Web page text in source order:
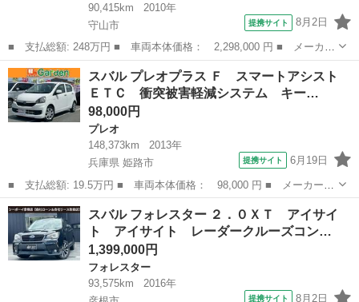
90,415km
2010年
守山市
提携サイト 8月2日
■ 支払総額: 248万円 ■ 車両本体価格： 2,298,000 円 ■ メーカー
名： スバル ■ 車種名： レガシィツーリングワゴン ■ グレード
名： ２．５ＧＴ ｔＳ ６Ｆミッション ＳＴｉコンプリート 特
別限定車 ...
滋賀 守山市 レガシィ
スバル プレオプラス Ｆ スマートアシスト
ＥＴＣ 衝突被害軽減システム キー…
98,000円
プレオ
148,373km
2013年
兵庫県 姫路市
提携サイト 6月19日
■ 支払総額: 19.5万円 ■ 車両本体価格： 98,000 円 ■ メーカー
名： スバル ■ 車種名： プレオプラス ■ グレード名： Ｆ ス
マートアシスト ＥＴＣ 衝突被害軽減システム キーレスエントリ
ー アイドリン...
兵庫 姫路市
スバル フォレスター ２．０ＸＴ アイサイ
ト アイサイト レーダークルーズコン…
1,399,000円
フォレスター
93,575km
2016年
提携サイト 8月2日